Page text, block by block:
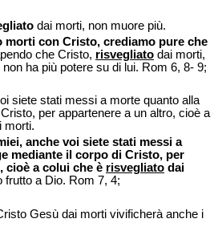
dai morti, non muore più.
morti con Cristo, crediamo pure che
che Cristo, risvegliato dai morti,
ha più potere su di lui. Rom 6, 8- 9;
siete stati messi a morte quanto alla
per appartenere a un altro, cioè a
morti.
anche voi siete stati messi a
mediante il corpo di Cristo, per
cioè a colui che è risvegliato dai
frutto a Dio. Rom 7, 4;
Gesù dai morti vivificherà anche i